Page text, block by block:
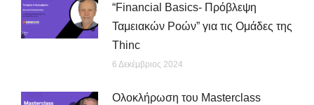
“Financial Basics- Πρόβλεψη
Ταμειακών Ροών” για τις Ομάδες της
Thinc
6 Δεκέμβριος 2024
Ολοκλήρωση του Masterclass